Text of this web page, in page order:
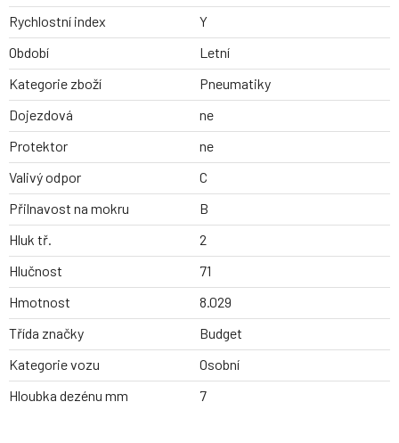
Rychlostní index
Y
Období
Letní
Kategorie zboží
Pneumatiky
Dojezdová
ne
Protektor
ne
Valivý odpor
C
Přilnavost na mokru
B
Hluk tř.
2
Hlučnost
71
Hmotnost
8.029
Třída značky
Budget
Kategorie vozu
Osobní
Hloubka dezénu mm
7